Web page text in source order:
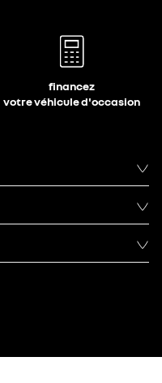
financez
votre véhicule d'occasion